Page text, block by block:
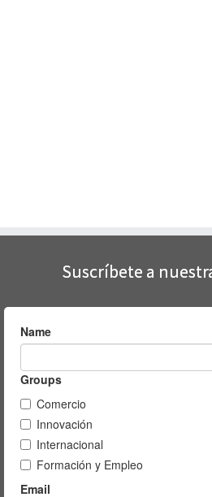
Suscríbete a